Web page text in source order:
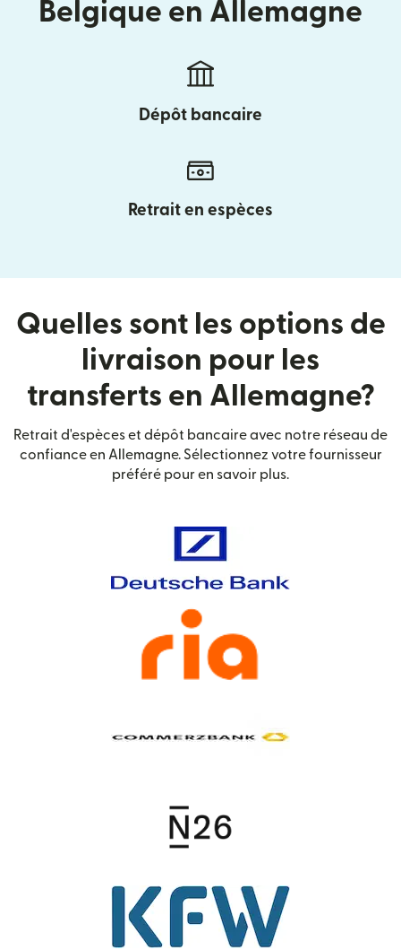
Belgique en Allemagne
Dépôt bancaire
Retrait en espèces
Quelles sont les options de
livraison pour les
transferts en Allemagne?
Retrait d'espèces et dépôt bancaire avec notre réseau de
confiance en Allemagne. Sélectionnez votre fournisseur
préféré pour en savoir plus.